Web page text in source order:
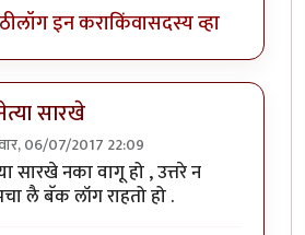
लॉग इन कराकिंवासदस्य व्हा
नेत्या सारखे
06/07/2017 22:09
किंवा प्रशांतbyबहुगुणी
सारखे नका वागू हो , उत्तरे न
लै बॅक लॉग राहतो हो .